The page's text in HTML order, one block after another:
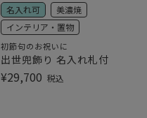
名入れ可
美濃焼
インテリア・置物
初節句のお祝いに
出世兜飾り 名入れ札付
¥29,700 税込